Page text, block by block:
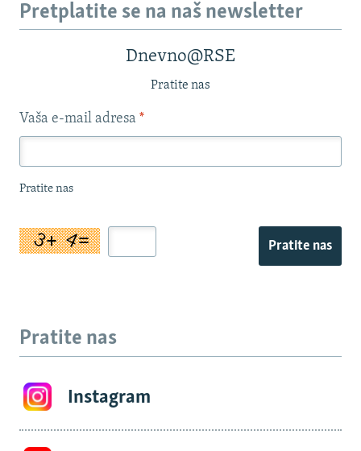
Pretplatite se na naš newsletter
Dnevno@RSE
Pratite nas
Vaša e-mail adresa *
Pratite nas
Pratite nas
Pratite nas
Instagram